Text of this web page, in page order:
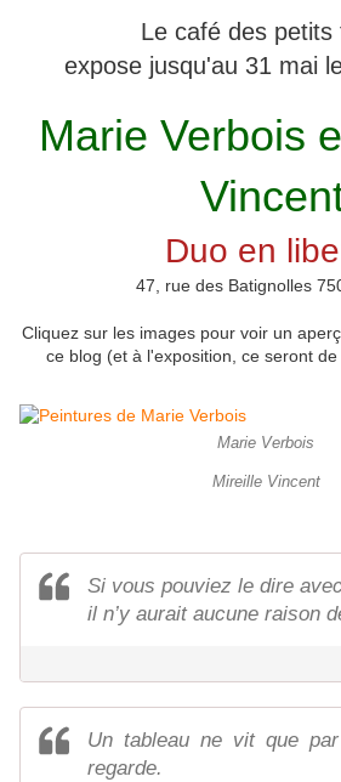
Le café des petits
expose jusqu'au 31 mai
Marie Verbois
Duo en
47, rue des Batignolles
Cliquez sur les images pour voir un
ce blog (et à l'exposition, ce seront
Marie Verbois
Mireille Vincent
Si vous pouviez le dire
il n’y aurait aucune raison
Un tableau ne vit que
regarde.